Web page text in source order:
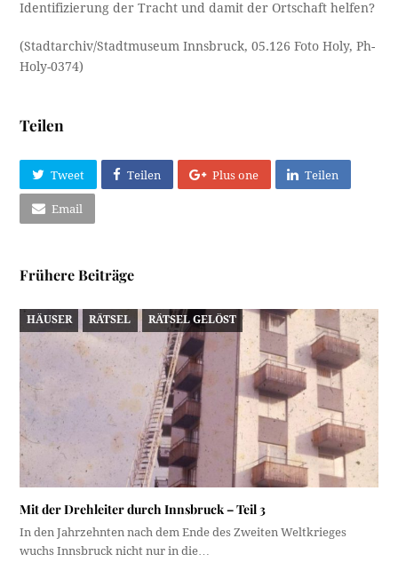
Identifizierung der Tracht und damit der Ortschaft helfen?
(Stadtarchiv/Stadtmuseum Innsbruck, 05.126 Foto Holy, Ph-
Holy-0374)
Teilen
Tweet Teilen Plus one Teilen
Email
Frühere Beiträge
HÄUSER RÄTSEL RÄTSEL GELÖST
Mit der Drehleiter durch Innsbruck – Teil 3
In den Jahrzehnten nach dem Ende des Zweiten Weltkrieges
wuchs Innsbruck nicht nur in die…